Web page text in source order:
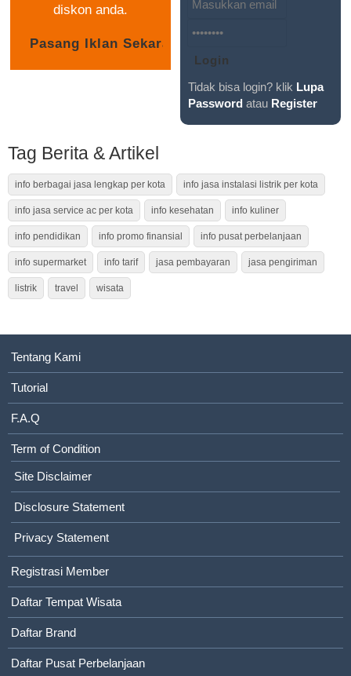
diskon anda.
Tidak bisa login? klik Lupa
Passwordatau Register
Tag Berita & Artikel
info berbagai jasa lengkap per kota info jasa instalasi listrik per kota
info jasa service ac per kota info kesehatan info kuliner
info pendidikan info promo finansial info pusat perbelanjaan
info supermarket info tarif jasa pembayaran jasa pengiriman
listrik travel wisata
Tentang Kami
Tutorial
F.A.Q
Term of Condition
Site Disclaimer
Disclosure Statement
Privacy Statement
Registrasi Member
Daftar Tempat Wisata
Daftar Brand
Daftar Pusat Perbelanjaan